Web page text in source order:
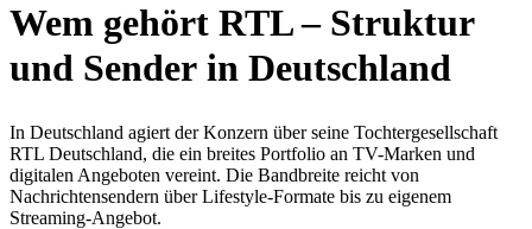
Wem gehört RTL – Struktur
und Sender in Deutschland
In Deutschland agiert der Konzern über seine Tochtergesellschaft
RTL Deutschland, die ein breites Portfolio an TV-Marken und
digitalen Angeboten vereint. Die Bandbreite reicht von
Nachrichtensendern über Lifestyle-Formate bis zu eigenem
Streaming-Angebot.